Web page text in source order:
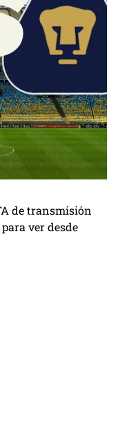
de transmisión
ver desde